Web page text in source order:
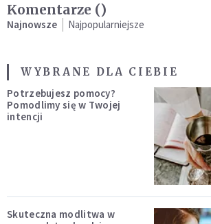
Komentarze ()
Najnowsze Najpopularniejsze
WYBRANE DLA CIEBIE
Potrzebujesz pomocy?
Pomodlimy się w Twojej
intencji
Skuteczna modlitwa w